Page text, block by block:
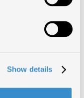
Show details